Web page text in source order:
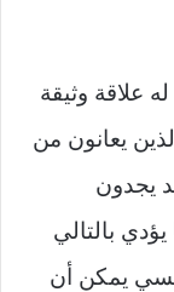
تظهر الدراسات أن نقص فيتامين B12 له علاقة وثيقة
يعانون من
يجدون
بالتالي
يمكن أن